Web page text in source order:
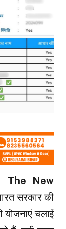
The New
सरकार की
चलाई